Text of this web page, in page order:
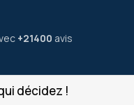
décidez !
+21400 avis